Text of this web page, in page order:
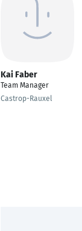
Kai Faber
Team Manager
Castrop-Rauxel